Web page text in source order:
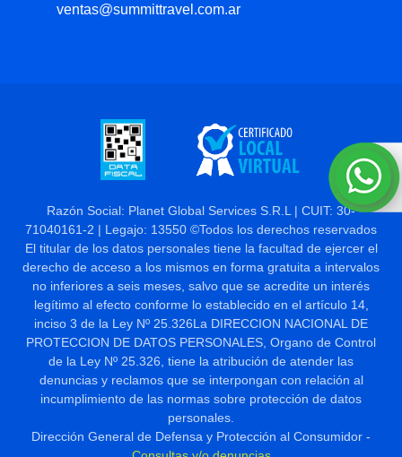
ventas@summittravel.com.ar
Razón Social: Planet Global Services S.R.L | CUIT: 30-
71040161-2 | Legajo: 13550 ©Todos los derechos reservados
El titular de los datos personales tiene la facultad de ejercer el
derecho de acceso a los mismos en forma gratuita a intervalos
no inferiores a seis meses, salvo que se acredite un interés
legítimo al efecto conforme lo establecido en el artículo 14,
inciso 3 de la Ley Nº 25.326La DIRECCION NACIONAL DE
PROTECCION DE DATOS PERSONALES, Organo de Control
de la Ley Nº 25.326, tiene la atribución de atender las
denuncias y reclamos que se interpongan con relación al
incumplimiento de las normas sobre protección de datos
personales.
Dirección General de Defensa y Protección al Consumidor -